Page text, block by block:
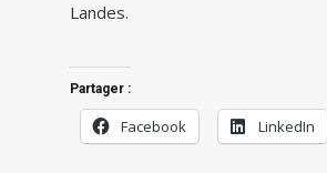
Landes.
Partager :
Facebook LinkedIn